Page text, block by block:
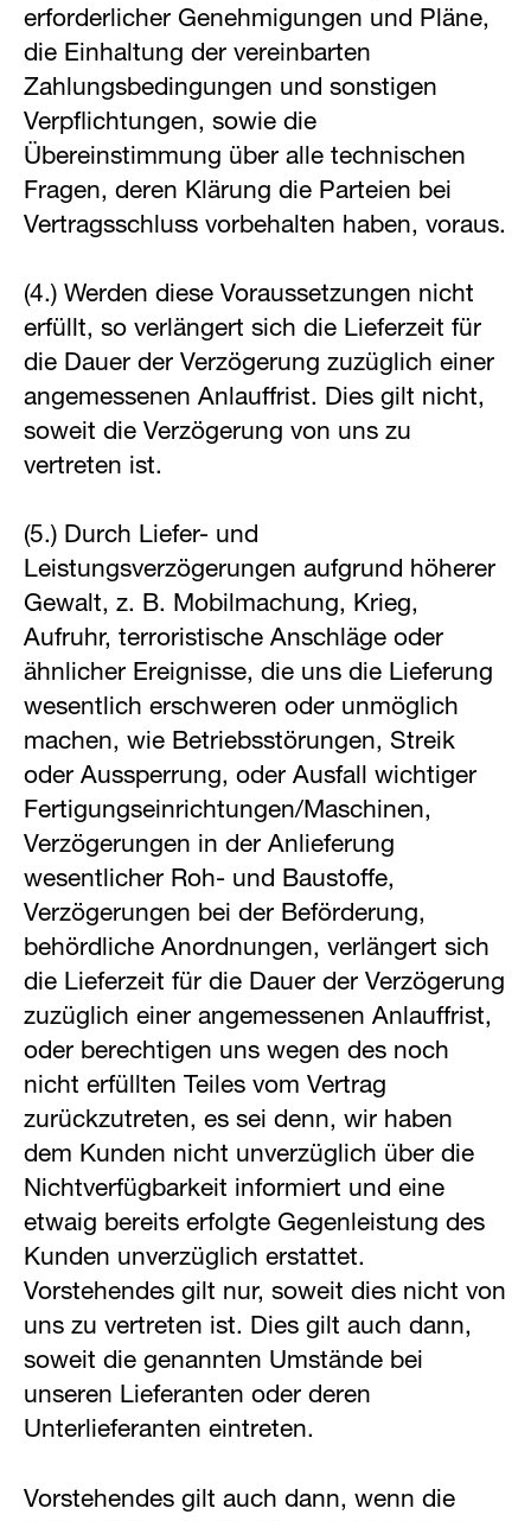
erforderlicher Genehmigungen und Pläne,
die Einhaltung der vereinbarten
Zahlungsbedingungen und sonstigen
Verpflichtungen, sowie die
Übereinstimmung über alle technischen
Fragen, deren Klärung die Parteien bei
Vertragsschluss vorbehalten haben, voraus.
(4.) Werden diese Voraussetzungen nicht
erfüllt, so verlängert sich die Lieferzeit für
die Dauer der Verzögerung zuzüglich einer
angemessenen Anlauffrist. Dies gilt nicht,
soweit die Verzögerung von uns zu
vertreten ist.
(5.) Durch Liefer- und
Leistungsverzögerungen aufgrund höherer
Gewalt, z. B. Mobilmachung, Krieg,
Aufruhr, terroristische Anschläge oder
ähnlicher Ereignisse, die uns die Lieferung
wesentlich erschweren oder unmöglich
machen, wie Betriebsstörungen, Streik
oder Aussperrung, oder Ausfall wichtiger
Fertigungseinrichtungen/Maschinen,
Verzögerungen in der Anlieferung
wesentlicher Roh- und Baustoffe,
Verzögerungen bei der Beförderung,
behördliche Anordnungen, verlängert sich
die Lieferzeit für die Dauer der Verzögerung
zuzüglich einer angemessenen Anlauffrist,
oder berechtigen uns wegen des noch
nicht erfüllten Teiles vom Vertrag
zurückzutreten, es sei denn, wir haben
dem Kunden nicht unverzüglich über die
Nichtverfügbarkeit informiert und eine
etwaig bereits erfolgte Gegenleistung des
Kunden unverzüglich erstattet.
Vorstehendes gilt nur, soweit dies nicht von
uns zu vertreten ist. Dies gilt auch dann,
soweit die genannten Umstände bei
unseren Lieferanten oder deren
Unterlieferanten eintreten.
Vorstehendes gilt auch dann, wenn die